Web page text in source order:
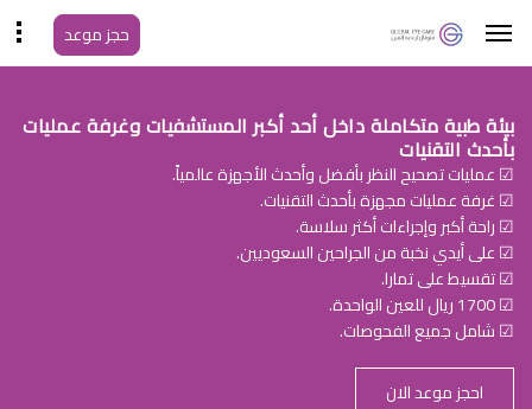
حجز موعد
بيئة طبية متكاملة داخل أحد أكبر المستشفيات وغرفة عمليات
بأحدث التقنيات
☑ عمليات تصحيح النظر بأفضل وأحدث الأجهزة عالمياً.
☑ غرفة عمليات مجهزة بأحدث التقنيات.
☑ راحة أكبر وإجراءات أكثر سلاسة.
☑ على أيدي نخبة من الجراحين السعوديين.
☑ تقسيط على تمارا.
☑ 1700 ريال للعين الواحدة.
☑ شامل جميع الفحوصات.
احجز موعد الان